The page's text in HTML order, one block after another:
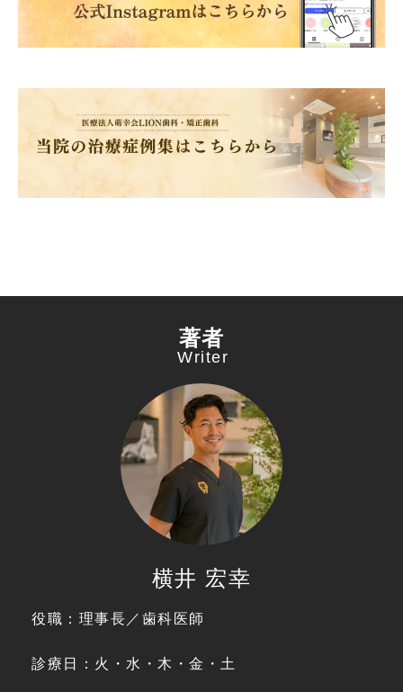
著者
Writer
横井 宏幸
役職：理事長／歯科医師
診療日：火・水・木・金・土